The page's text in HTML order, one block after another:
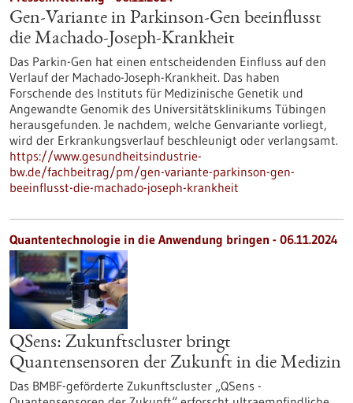
Gen-Variante in Parkinson-Gen beeinflusst
die Machado-Joseph-Krankheit
Das Parkin-Gen hat einen entscheidenden Einfluss auf den
Verlauf der Machado-Joseph-Krankheit. Das haben
Forschende des Instituts für Medizinische Genetik und
Angewandte Genomik des Universitätsklinikums Tübingen
herausgefunden. Je nachdem, welche Genvariante vorliegt,
wird der Erkrankungsverlauf beschleunigt oder verlangsamt.
https://www.gesundheitsindustrie-
bw.de/fachbeitrag/pm/gen-variante-parkinson-gen-
beeinflusst-die-machado-joseph-krankheit
Quantentechnologie in die Anwendung bringen - 06.11.2024
QSens: Zukunftscluster bringt
Quantensensoren der Zukunft in die Medizin
Das BMBF-geförderte Zukunftscluster „QSens -